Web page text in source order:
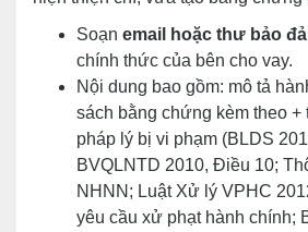
Soạn email hoặc thư bảo
chính thức của bên cho vay.
Nội dung bao gồm: mô tả
sách bằng chứng kèm theo +
pháp lý bị vi phạm (BLDS
BVQLNTD 2010, Điều 10;
NHNN; Luật Xử lý VPHC
yêu cầu xử phạt hành chính;